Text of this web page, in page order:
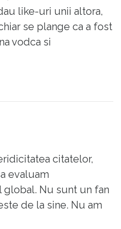
poarta intreaga
puteri a sovietelor.
este dat tocmai
establishment
ce vrea din 89
unei tari ca
pofta
timp ce romanii
din propria tara de
neschimbata
de peste ocean, nu au
like-uri unii altora,
se plange ca a fost
vodca si
citatelor,
evaluam
Nu sunt un fan
de la sine. Nu am
da' nici